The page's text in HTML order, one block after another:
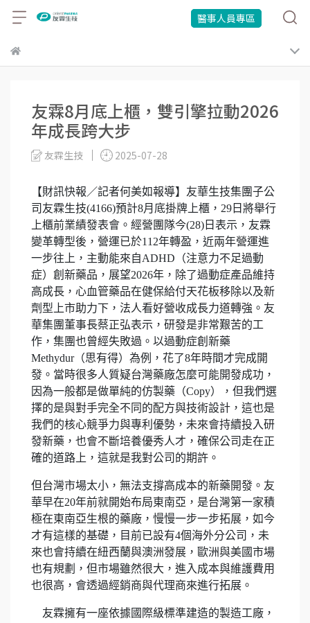
醫事人員專區
友霖8月底上櫃，雙引擎拉動2026
年成長跨大步
友霖生技 2025-07-28
【財訊快報／記者何美如報導】友華生技集團子公
司友霖生技(4166)預計8月底掛牌上櫃，29日將舉行
上櫃前業績發表會。經營團隊今(28)日表示，友霖
變革轉型後，營運已於112年轉盈，近兩年營運進
一步往上，主動能來自ADHD（注意力不足過動
症）創新藥品，展望2026年，除了過動症產品維持
高成長，心血管藥品在健保給付天花板移除以及新
劑型上市助力下，法人看好營收成長力道轉強。友
華集團董事長蔡正弘表示，研發是非常艱苦的工
作，集團也曾經失敗過。以過動症創新藥
Methydur（思有得）為例，花了8年時間才完成開
發。當時很多人質疑台灣藥廠怎麼可能開發成功，
因為一般都是做單純的仿製藥（Copy），但我們選
擇的是與對手完全不同的配方與技術設計，這也是
我們的核心競爭力與專利優勢，未來會持續投入研
發新藥，也會不斷培養優秀人才，確保公司走在正
確的道路上，這就是我對公司的期許。
但台灣市場太小，無法支撐高成本的新藥開發。友
華早在20年前就開始布局東南亞，是台灣第一家積
極在東南亞生根的藥廠，慢慢一步一步拓展，如今
才有這樣的基礎，目前已設有4個海外分公司，未
來也會持續在紐西蘭與澳洲發展，歐洲與美國市場
也有規劃，但市場雖然很大，進入成本與維護費用
也很高，會透過經銷商與代理商來進行拓展。
友霖擁有一座依據國際級標準建造的製造工廠，